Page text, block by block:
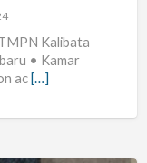
Kalibata
• Kamar
ac[…]